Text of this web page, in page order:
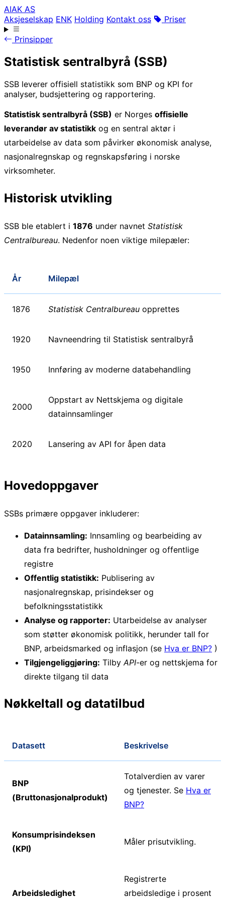
AIAK AS
Aksjeselskap ENK Holding Kontakt oss
Priser
Prinsipper
Statistisk sentralbyrå (SSB)
SSB leverer offisiell statistikk som BNP og KPI for
analyser, budsjettering og rapportering.
Statistisk sentralbyrå (SSB) er Norges offisielle
leverandør av statistikk og en sentral aktør i
utarbeidelse av data som påvirker økonomisk analyse,
nasjonalregnskap og regnskapsføring i norske
virksomheter.
Historisk utvikling
SSB ble etablert i 1876 under navnet Statistisk
Centralbureau. Nedenfor noen viktige milepæler:
År Milepæl
1876 Statistisk Centralbureau opprettes
1920 Navneendring til Statistisk sentralbyrå
1950 Innføring av moderne databehandling
2000
Oppstart av Nettskjema og digitale
datainnsamlinger
2020 Lansering av API for åpen data
Hovedoppgaver
SSBs primære oppgaver inkluderer:
Datainnsamling: Innsamling og bearbeiding av
data fra bedrifter, husholdninger og offentlige
registre
Offentlig statistikk: Publisering av
nasjonalregnskap, prisindekser og
befolkningsstatistikk
Analyse og rapporter: Utarbeidelse av analyser
som støtter økonomisk politikk, herunder tall for
BNP, arbeidsmarked og inflasjon (se Hva er BNP? )
Tilgjengeliggjøring: Tilby API-er og nettskjema for
direkte tilgang til data
Nøkkeltall og datatilbud
Datasett Beskrivelse
BNP
(Bruttonasjonalprodukt)
Totalverdien av varer
og tjenester. Se Hva er
BNP?
Konsumprisindeksen
(KPI)
Måler prisutvikling.
Arbeidsledighet
Registrerte
arbeidsledige i prosent